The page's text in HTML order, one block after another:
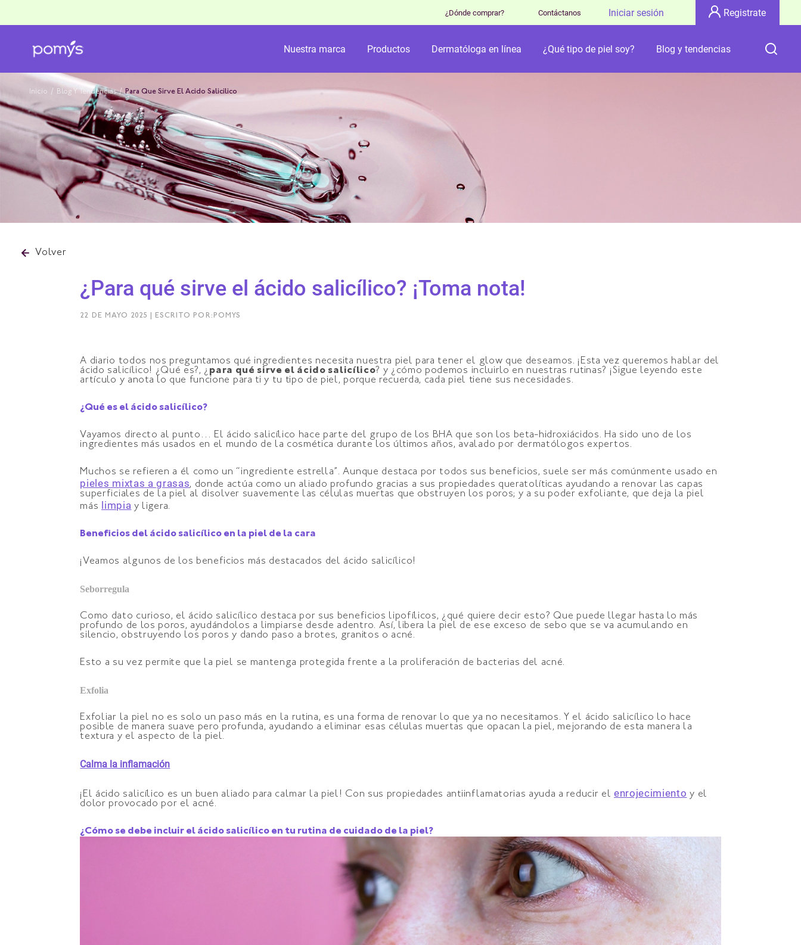
¿Dónde comprar? Contáctanos Iniciar sesión Registrate
Nuestra marca Productos Dermatóloga en línea ¿Qué tipo de piel soy? Blog y tendencias
Inicio / Blog Y Tendencias / Para Que Sirve El Acido Salicilico
Volver
¿Para qué sirve el ácido salicílico? ¡Toma nota!
22 DE MAYO 2025 | ESCRITO POR:POMYS
A diario todos nos preguntamos qué ingredientes necesita nuestra piel para tener el glow que deseamos. ¡Esta vez queremos hablar del
ácido salicílico! ¿Qué es?, ¿ para qué sirve el ácido salicílico? y ¿cómo podemos incluirlo en nuestras rutinas? ¡Sigue leyendo este
artículo y anota lo que funcione para ti y tu tipo de piel, porque recuerda, cada piel tiene sus necesidades.
¿Qué es el ácido salicílico?
Vayamos directo al punto… El ácido salicílico hace parte del grupo de los BHA que son los beta-hidroxiácidos. Ha sido uno de los
ingredientes más usados en el mundo de la cosmética durante los últimos años, avalado por dermatólogos expertos.
Muchos se refieren a él como un “ingrediente estrella”. Aunque destaca por todos sus beneficios, suele ser más comúnmente usado en
pieles mixtas a grasas, donde actúa como un aliado profundo gracias a sus propiedades queratolíticas ayudando a renovar las capas
superficiales de la piel al disolver suavemente las células muertas que obstruyen los poros; y a su poder exfoliante, que deja la piel
más
limpia y ligera.
Beneficios del ácido salicílico en la piel de la cara
¡Veamos algunos de los beneficios más destacados del ácido salicílico!
Seborregula
Como dato curioso, el ácido salicílico destaca por sus beneficios lipofílicos, ¿qué quiere decir esto? Que puede llegar hasta lo más
profundo de los poros, ayudándolos a limpiarse desde adentro. Así, libera la piel de ese exceso de sebo que se va acumulando en
silencio, obstruyendo los poros y dando paso a brotes, granitos o acné.
Esto a su vez permite que la piel se mantenga protegida frente a la proliferación de bacterias del acné.
Exfolia
Exfoliar la piel no es solo un paso más en la rutina, es una forma de renovar lo que ya no necesitamos. Y el ácido salicílico lo hace
posible de manera suave pero profunda, ayudando a eliminar esas células muertas que opacan la piel, mejorando de esta manera la
textura y el aspecto de la piel.
Calma la inflamación
¡El ácido salicílico es un buen aliado para calmar la piel! Con sus propiedades antiinflamatorias ayuda a reducir el enrojecimiento y el
dolor provocado por el acné.
¿Cómo se debe incluir el ácido salicílico en tu rutina de cuidado de la piel?